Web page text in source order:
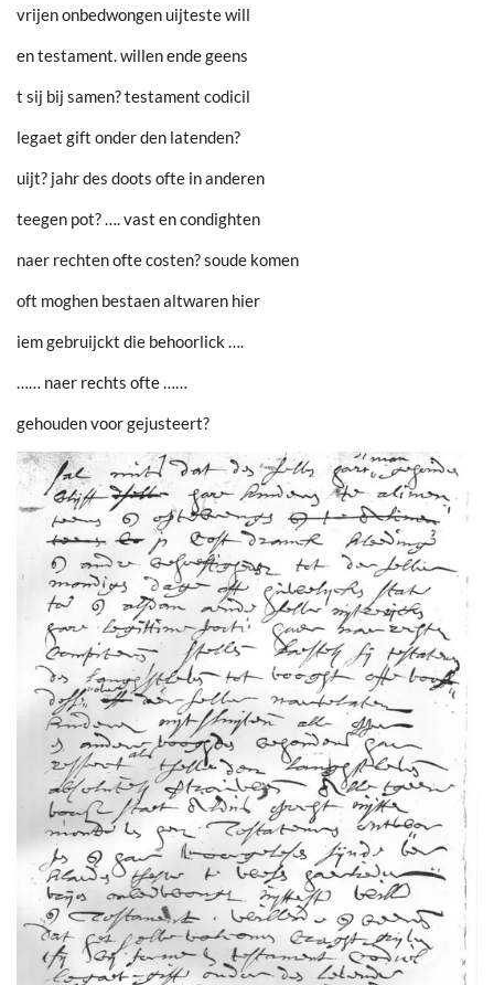
vrijen onbedwongen uijteste will
en testament. willen ende geens
t sij bij samen? testament codicil
legaet gift onder den latenden?
uijt? jahr des doots ofte in anderen
teegen pot? …. vast en condighten
naer rechten ofte costen? soude komen
oft moghen bestaen altwaren hier
iem gebruijckt die behoorlick ….
…… naer rechts ofte ……
gehouden voor gejusteert?